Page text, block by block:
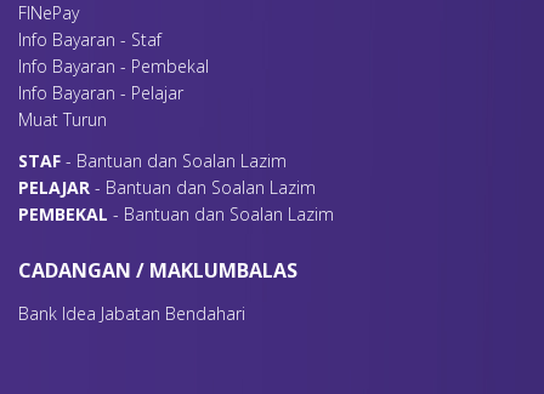
FINePay
Info Bayaran - Staf
Info Bayaran - Pembekal
Info Bayaran - Pelajar
Muat Turun
STAF - Bantuan dan Soalan Lazim
PELAJAR - Bantuan dan Soalan Lazim
PEMBEKAL - Bantuan dan Soalan Lazim
CADANGAN / MAKLUMBALAS
Bank Idea Jabatan Bendahari